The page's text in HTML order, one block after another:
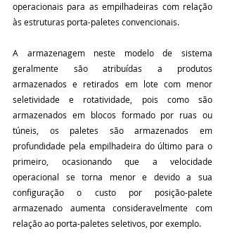
operacionais para as empilhadeiras com relação
às estruturas porta-paletes convencionais.
A armazenagem neste modelo de sistema
geralmente são atribuídas a produtos
armazenados e retirados em lote com menor
seletividade e rotatividade, pois como são
armazenados em blocos formado por ruas ou
túneis, os paletes são armazenados em
profundidade pela empilhadeira do último para o
primeiro, ocasionando que a velocidade
operacional se torna menor e devido a sua
configuração o custo por posição-palete
armazenado aumenta consideravelmente com
relação ao porta-paletes seletivos, por exemplo.